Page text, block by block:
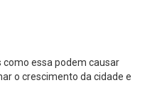
como essa podem causar
o crescimento da cidade e